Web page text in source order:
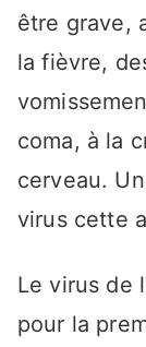
être grave,
la fièvre,
coma, à la
cerveau.
virus cette
Le virus de
pour la